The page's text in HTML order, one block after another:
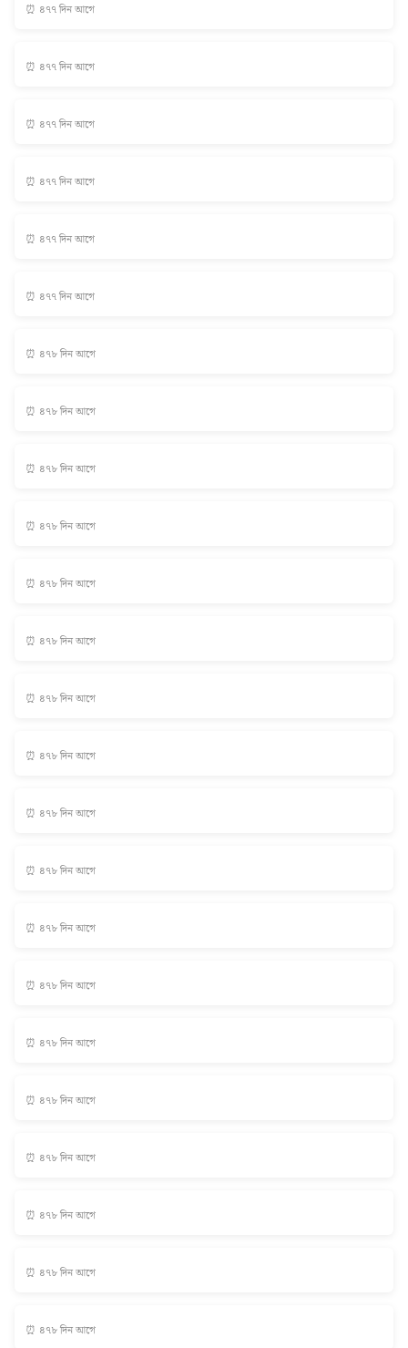
⏰ ৪৭৭ দিন আগে
⏰ ৪৭৭ দিন আগে
⏰ ৪৭৭ দিন আগে
⏰ ৪৭৭ দিন আগে
⏰ ৪৭৭ দিন আগে
⏰ ৪৭৭ দিন আগে
⏰ ৪৭৮ দিন আগে
⏰ ৪৭৮ দিন আগে
⏰ ৪৭৮ দিন আগে
⏰ ৪৭৮ দিন আগে
⏰ ৪৭৮ দিন আগে
⏰ ৪৭৮ দিন আগে
⏰ ৪৭৮ দিন আগে
⏰ ৪৭৮ দিন আগে
⏰ ৪৭৮ দিন আগে
⏰ ৪৭৮ দিন আগে
⏰ ৪৭৮ দিন আগে
⏰ ৪৭৮ দিন আগে
⏰ ৪৭৮ দিন আগে
⏰ ৪৭৮ দিন আগে
⏰ ৪৭৮ দিন আগে
⏰ ৪৭৮ দিন আগে
⏰ ৪৭৮ দিন আগে
⏰ ৪৭৮ দিন আগে